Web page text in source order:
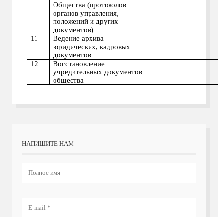
Общества (протоколов
органов управления,
положений и других
документов)
11
Ведение архива
юридических, кадровых
документов
12
Восстановление
учредительных документов
общества
НАПИШИТЕ НАМ